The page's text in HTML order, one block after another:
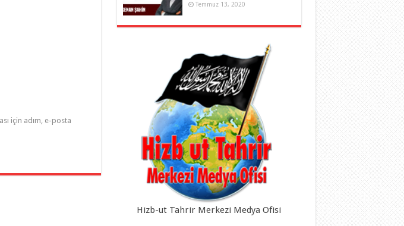
için adım, e-posta
Temmuz 13, 2020
Hizb-ut Tahrir Merkezi Medya Ofisi